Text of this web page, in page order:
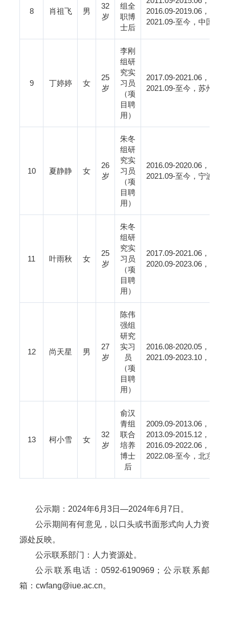
8 肖祖飞 男
32
岁
组全
职博
士后
2016.09-2019.06 ，苏
2021.09-至今，中国科
9 丁婷婷 女
25
岁
李刚
组研
究实
习员
（项
目聘
用）
2017.09-2021.06 ，南
2021.09-至今，苏州科
10 夏静静 女
26
岁
朱冬
组研
究实
习员
（项
目聘
用）
2016.09-2020.06 ，宁
2021.09-至今，宁波大
11 叶雨秋 女
25
岁
朱冬
组研
究实
习员
（项
目聘
用）
2017.09-2021.06 ，西
2020.09-2023.06 ，西
12 尚天星 男
27
岁
陈伟
强组
研究
实习
员
（项
目聘
用）
2016.08-2020.05 ，美
2021.09-2023.10 ，荷
13 柯小雪 女
32
岁
俞汉
青组
联合
培养
博士
后
2009.09-2013.06 ，南
2013.09-2015.12 ，南
2016.09-2022.06 ，中
2022.08-至今，北京阿
公示期：2024年6月3日—2024年6月7日。
公示期间有何意见，以口头或书面形式向人力资
源处反映。
公示联系部门：人力资源处。
公示联系电话：0592-6190969；公示联系邮
箱：cwfang@iue.ac.cn。